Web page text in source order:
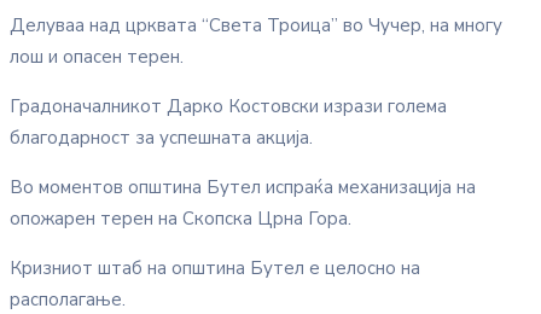
Делуваа над црквата “Света Троица” во Чучер, на многу
лош и опасен терен.
Градоначалникот Дарко Костовски изрази голема
благодарност за успешната акција.
Во моментов општина Бутел испраќа механизација на
опожарен терен на Скопска Црна Гора.
Кризниот штаб на општина Бутел е целосно на
располагање.